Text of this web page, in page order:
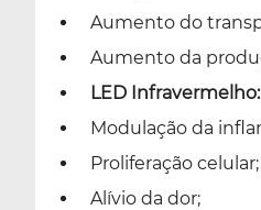
Aumento do
Aumento da
LED Infravermelho:
Modulação da
Proliferação celular;
Alívio da dor;